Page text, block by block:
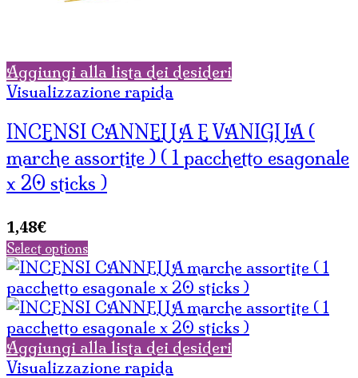
Aggiungi alla lista dei desideri
Visualizzazione rapida
INCENSI CANNELLA E VANIGLIA (
marche assortite ) ( 1 pacchetto esagonale
x 20 sticks )
1,48€
Select options
Aggiungi alla lista dei desideri
Visualizzazione rapida